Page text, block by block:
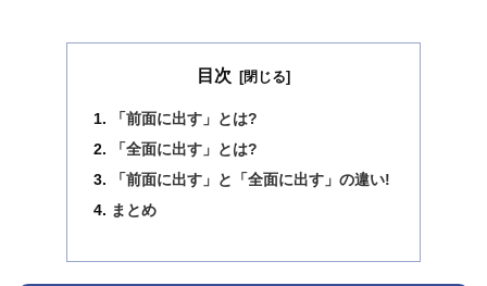
目次
「前面に出す」とは?
「全面に出す」とは?
「前面に出す」と「全面に出す」の違い!
まとめ